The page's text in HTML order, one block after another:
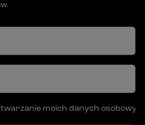
moich danych